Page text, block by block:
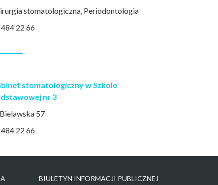
stomatologiczna, Periodontologia
22 66
stomatologiczny w Szkole
nr 3
57
22 66
BIULETYN INFORMACJI PUBLICZNEJ